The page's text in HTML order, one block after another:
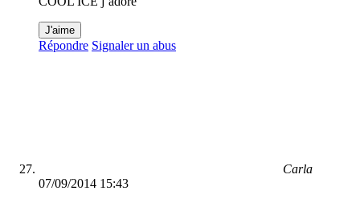
J'aime
Répondre Signaler un abus
Carla
07/09/2014 15:43